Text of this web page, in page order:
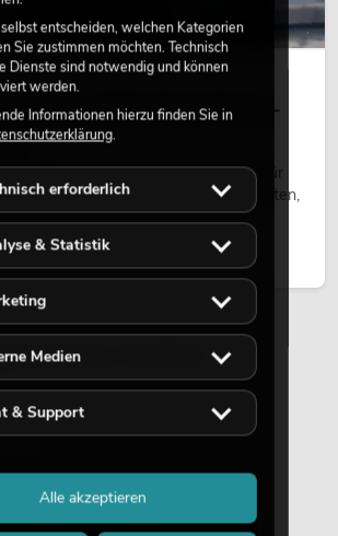
Heads: Wetterfeste Moving-
sind bewegliche Scheinwerfer für
Sie werden bei Festivals, Stadtfesten,
Architekturinszenierungen und
eingesetzt.
Artikel
entscheiden, welchen Kategorien
Sie zustimmen möchten. Technisch
Dienste sind notwendig und können
werden.
Informationen hierzu finden Sie in
.
erforderlich
& Statistik
Medien
& Support
Alle akzeptieren